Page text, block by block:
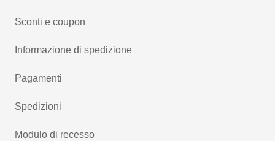
Sconti e coupon
Informazione di spedizione
Pagamenti
Spedizioni
Modulo di recesso